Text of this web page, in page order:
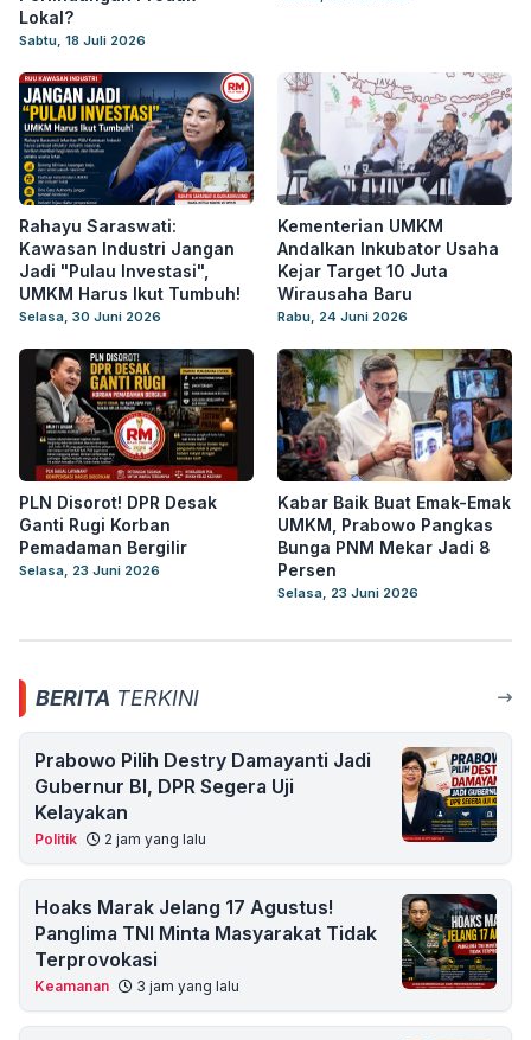
Lokal?
Sabtu, 18 Juli 2026
Rahayu Saraswati:
Kawasan Industri Jangan
Jadi "Pulau Investasi",
UMKM Harus Ikut Tumbuh!
Selasa, 30 Juni 2026
Kementerian UMKM
Andalkan Inkubator Usaha
Kejar Target 10 Juta
Wirausaha Baru
Rabu, 24 Juni 2026
PLN Disorot! DPR Desak
Ganti Rugi Korban
Pemadaman Bergilir
Selasa, 23 Juni 2026
Kabar Baik Buat Emak-Emak
UMKM, Prabowo Pangkas
Bunga PNM Mekar Jadi 8
Persen
Selasa, 23 Juni 2026
BERITA TERKINI
Prabowo Pilih Destry Damayanti Jadi
Gubernur BI, DPR Segera Uji
Kelayakan
Politik 2 jam yang lalu
Hoaks Marak Jelang 17 Agustus!
Panglima TNI Minta Masyarakat Tidak
Terprovokasi
Keamanan 3 jam yang lalu